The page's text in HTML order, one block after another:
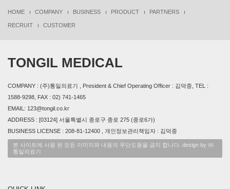
HOME COMPANY BUSINESS PRODUCT PARTNERS
RECRUIT CUSTOMER
TONGIL MEDICAL
COMPANY : (주)통일의료기 , President & Chief Operating Officer : 김덕중, TEL :
1588-9298, FAX : 02) 741-1465
EMAIL: 123@tongil.co.kr
ADDRESS : [03124] 서울특별시 종로구 종로 275 (종로6가)
BUSINESS LICENSE : 208-81-12400 , 개인정보관리책임자 : 김덕중
본 사이트에 사용 된 모든 이미지와 내용의 무단도용을 금지 합니다. design by ㈜
통일의료기